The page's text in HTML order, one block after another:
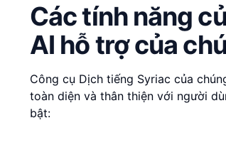
Các tính năng
AI hỗ trợ của
Công cụ Dịch tiếng Syriac của
toàn diện và thân thiện với người
bật: